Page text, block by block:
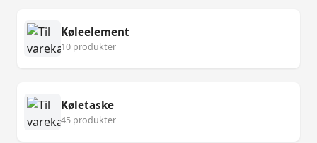
Køleelement
10 produkter
Køletaske
45 produkter